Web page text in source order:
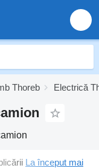
Thoreb Electrică
La început mai